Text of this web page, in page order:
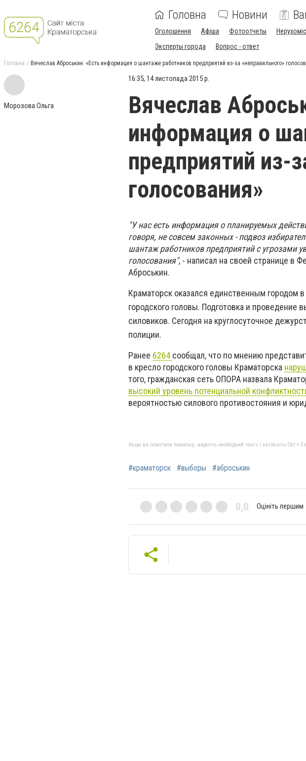
Головна Новини
Оголошення Афіша Фотоотчеты
Эксперты города
Вопрос - ответ
Головна Вячеслав Аброськин: «Есть информация о шантаже работников предприятий из-за «неправильного»
Морозова Ольга
16:35, 14 листопада 2015 р.
Вячеслав
информация о
предприятий из-
голосования»
"У нас есть информация о планируемых
говоря, не совсем законных - подвоз
шантаж работников предприятий с угрозами
голосования", - написал на своей странице в
Аброськин.
Краматорск оказался единственным городом
городского головы. Подготовка и
силовиков. Сегодня на круглосуточное
полиции.
Ранее 6264 сообщал, что по мнению
в кресло городского головы Краматорска
того, гражданская сеть ОПОРА назвала
высокий уровень потенциальной
вероятностью силового противостояния и
Якщо ви помітили помилку, виділіть необхідний текст і натисніть Ctrl +
#краматорск #выборы #аброськин
0,0 Оцініть першим